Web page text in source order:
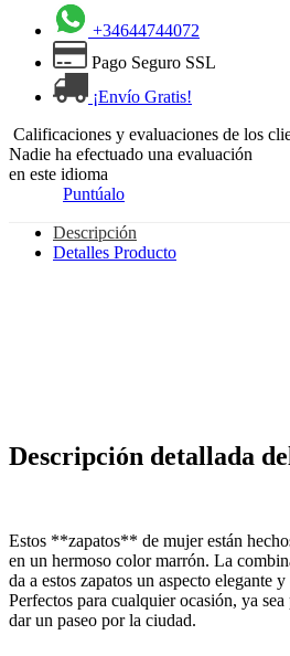
+34644744072
Pago Seguro SSL
¡Envío Gratis!
Calificaciones y evaluaciones de los
Nadie ha efectuado una evaluación
en este idioma
Puntúalo
Descripción
Detalles Producto
Descripción detallada
Estos **zapatos** de mujer están
en un hermoso color marrón. La
da a estos zapatos un aspecto elegante
Perfectos para cualquier ocasión, ya
dar un paseo por la ciudad.